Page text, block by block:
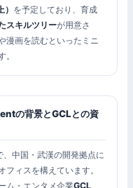
を予定しており、育成
スキルツリーが用意さ
漫画を読むといったミニ
。
の背景とGCLとの資
、中国・武漢の開発拠点に
ィスを構えています。
ム・エンタメ企業GCL